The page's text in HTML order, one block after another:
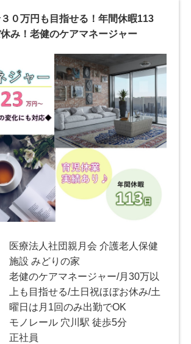
０万円も目指せる！年間休暇113
み！老健のケアマネージャー
医療法人社団親月会 介護老人保健
施設 みどりの家
老健のケアマネージャー/月30万以
上も目指せる/土日祝ほぼお休み/土
曜日は月1回のみ出勤でOK
モノレール 穴川駅 徒歩5分
正社員